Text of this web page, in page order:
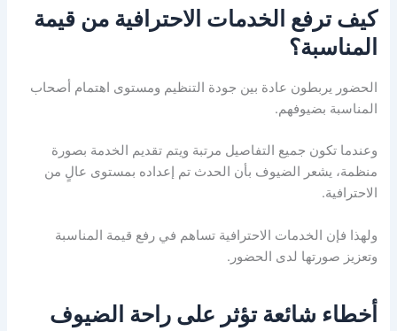
كيف ترفع الخدمات الاحترافية من قيمة
المناسبة؟
الحضور يربطون عادة بين جودة التنظيم ومستوى اهتمام أصحاب
المناسبة بضيوفهم.
وعندما تكون جميع التفاصيل مرتبة ويتم تقديم الخدمة بصورة
منظمة، يشعر الضيوف بأن الحدث تم إعداده بمستوى عالٍ من
الاحترافية.
ولهذا فإن الخدمات الاحترافية تساهم في رفع قيمة المناسبة
وتعزيز صورتها لدى الحضور.
أخطاء شائعة تؤثر على راحة الضيوف